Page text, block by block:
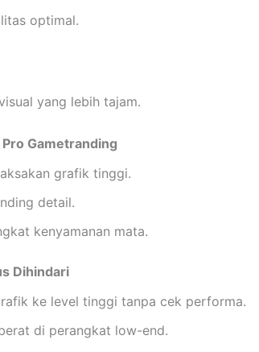
optimal.
yang lebih tajam.
Gametranding
grafik tinggi.
detail.
kenyamanan mata.
Dihindari
ke level tinggi tanpa cek performa.
di perangkat low-end.